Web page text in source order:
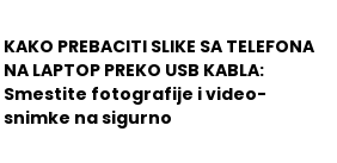
KAKO PREBACITI SLIKE SA TELEFONA
NA LAPTOP PREKO USB KABLA:
Smestite fotografije i video-
snimke na sigurno